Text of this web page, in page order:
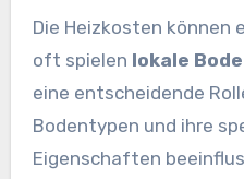
Die Heizkosten können erheblich variieren, und
oft spielen lokale
eine entscheidende
Bodentypen und ihre
Eigenschaften